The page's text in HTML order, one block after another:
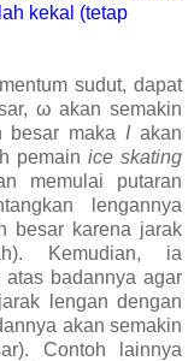
kekal (tetap
sudut, dapat
ω akan semakin
besar maka I akan
pemain ice skating
memulai putaran
lengannya
besar karena jarak
Kemudian, ia
badannya agar
lengan dengan
akan semakin
Contoh lainnya